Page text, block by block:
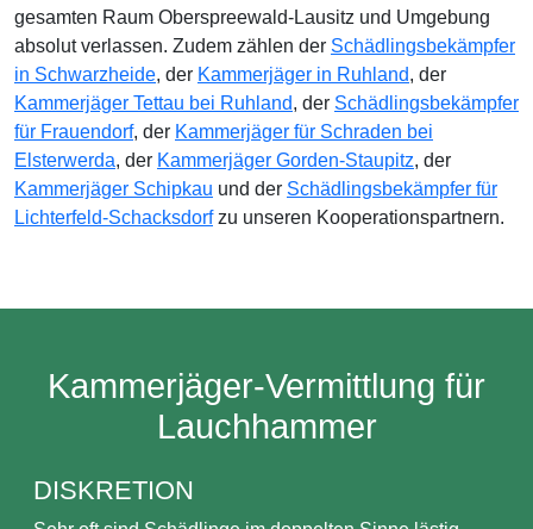
gesamten Raum Oberspreewald-Lausitz und Umgebung
absolut verlassen. Zudem zählen der Schädlingsbekämpfer
in Schwarzheide, der Kammerjäger in Ruhland, der
Kammerjäger Tettau bei Ruhland, der Schädlingsbekämpfer
für Frauendorf, der Kammerjäger für Schraden bei
Elsterwerda, der Kammerjäger Gorden-Staupitz, der
Kammerjäger Schipkau und der Schädlingsbekämpfer für
Lichterfeld-Schacksdorfzu unseren Kooperationspartnern.
Kammerjäger-Vermittlung für
Lauchhammer
DISKRETION